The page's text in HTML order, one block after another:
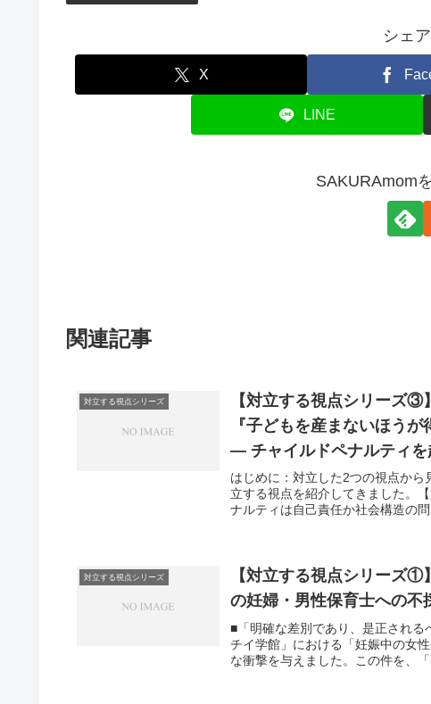
シェ
X
LINE
SAKURAmom
関連記事
対立する視点シリーズ
【対立する視点シリーズ③】
『子どもを産まないほう
― チャイルドペナルティ
はじめに：対立した2つの視点か
立する視点を紹介してきました。
ナルティは自己責任か社会構造の
対立する視点シリーズ
【対立する視点シリーズ
の妊婦・男性保育士への不
■「明確な差別であり、是正され
チイ学館」における「妊娠中の女
な衝撃を与えました。この件を、